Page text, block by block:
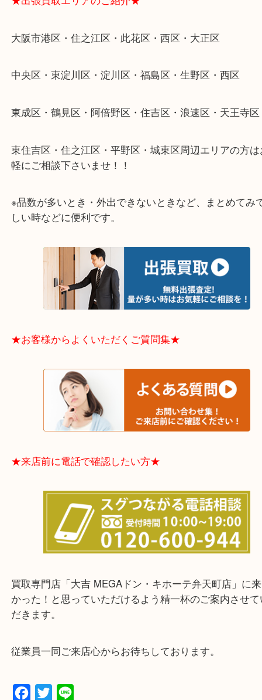
一点一点丁寧に査定させていただきます！
★特殊査定依頼のご相談もお気軽に★
遺品整理・生前整理・断捨離・引越し
物を整理するケースは年々増加傾向です。
当店ではそういったお困りの方からのご依頼も大歓
整理したいけどなにが値段つくかわからない…
そんなときはお気軽に下記フォームより出張買取
さい。
大阪市港区・住之江区・此花区・西区・大正区
中央区・東淀川区・淀川区・福島区・生野区・西区
東成区・鶴見区・阿倍野区・住吉区・浪速区・天王
軽にご相談下さいませ！！
※品数が多いとき・外出できないときなど、まとめ